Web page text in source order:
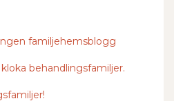
familjehemsblogg
behandlingsfamiljer.